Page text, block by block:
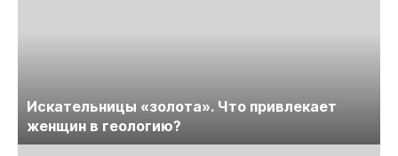
Искательницы «золота». Что привлекает
женщин в геологию?